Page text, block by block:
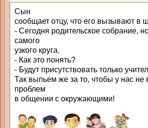
Сын
сообщает отцу, что его вызывают в
- Сегодня родительское собрание,
самого
узкого круга.
- Как это понять?
- Будут присутствовать только
Так выпьем же за то, чтобы у нас не
проблем
в общении с окружающими!